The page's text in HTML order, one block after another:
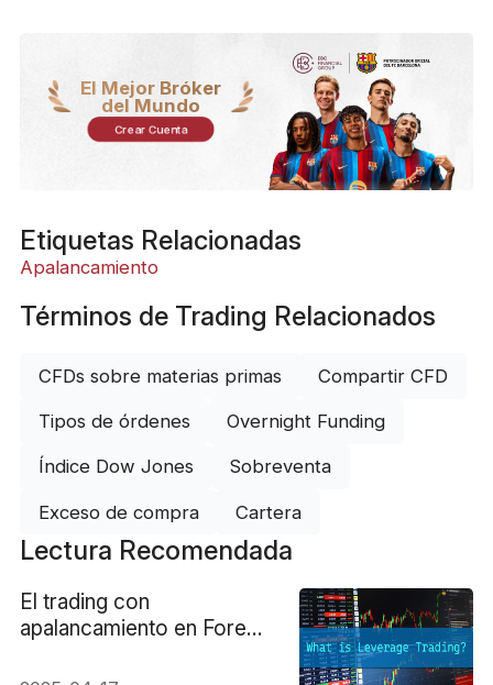
El Mejor Bróker
del Mundo
Crear Cuenta
Etiquetas Relacionadas
Apalancamiento
Términos de Trading Relacionados
CFDs sobre materias primas Compartir CFD
Tipos de órdenes Overnight Funding
Índice Dow Jones Sobreventa
Exceso de compra Cartera
Lectura Recomendada
El trading con
apalancamiento en Forex